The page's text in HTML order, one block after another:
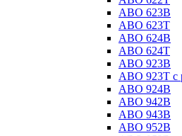
ABO 623B
ABO 623T
ABO 624В
ABO 624Т
ABO 923B
ABO 923Т с
ABO 924B
ABO 942B
ABO 943B
ABO 952B